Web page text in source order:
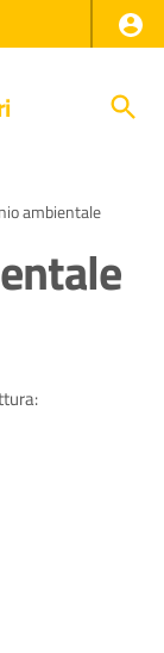
ambientale